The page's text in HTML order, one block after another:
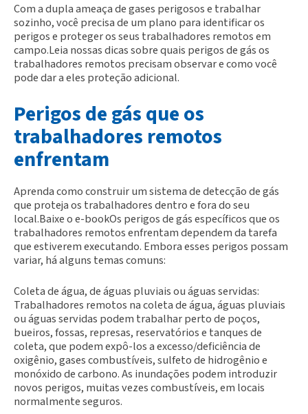
Com a dupla ameaça de gases perigosos e trabalhar
sozinho, você precisa de um plano para identificar os
perigos e proteger os seus trabalhadores remotos em
campo.Leia nossas dicas sobre quais perigos de gás os
trabalhadores remotos precisam observar e como você
pode dar a eles proteção adicional.
Perigos de gás que os
trabalhadores remotos
enfrentam
Aprenda como construir um sistema de detecção de gás
que proteja os trabalhadores dentro e fora do seu
local.Baixe o e-bookOs perigos de gás específicos que os
trabalhadores remotos enfrentam dependem da tarefa
que estiverem executando. Embora esses perigos possam
variar, há alguns temas comuns:
Coleta de água, de águas pluviais ou águas servidas:
Trabalhadores remotos na coleta de água, águas pluviais
ou águas servidas podem trabalhar perto de poços,
bueiros, fossas, represas, reservatórios e tanques de
coleta, que podem expô-los a excesso/deficiência de
oxigênio, gases combustíveis, sulfeto de hidrogênio e
monóxido de carbono. As inundações podem introduzir
novos perigos, muitas vezes combustíveis, em locais
normalmente seguros.